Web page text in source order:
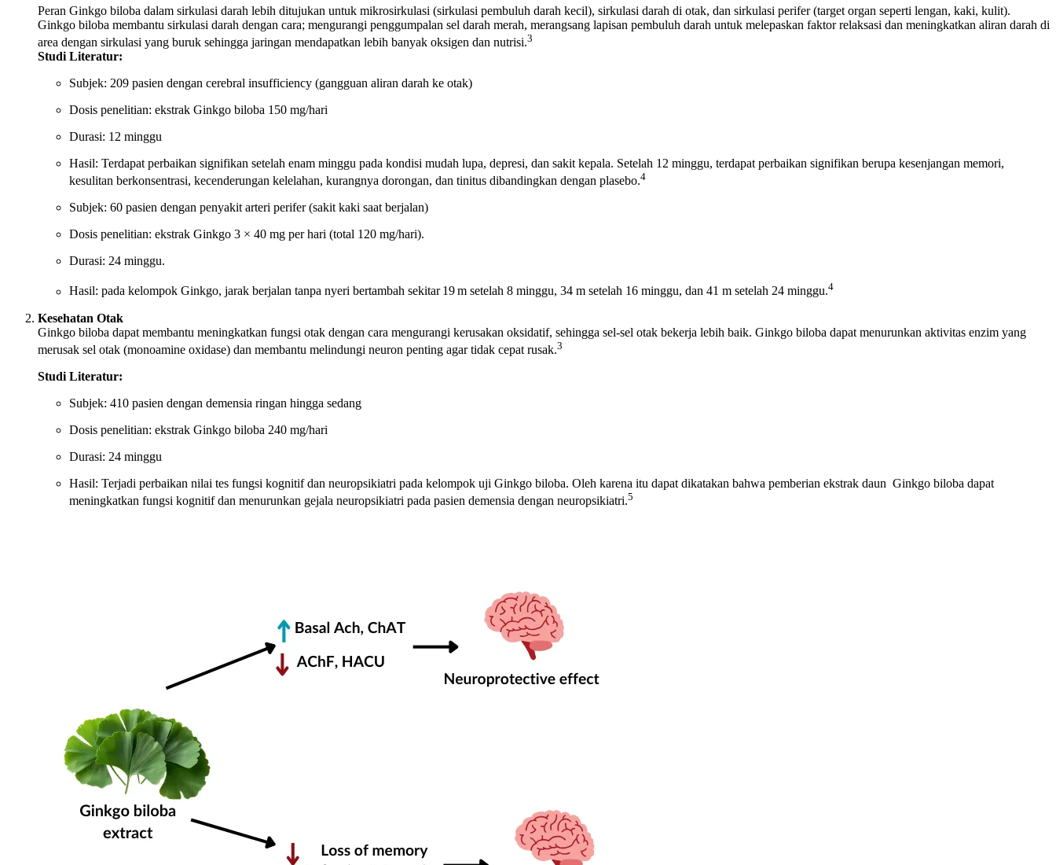
Peran Ginkgo biloba dalam sirkulasi darah lebih ditujukan untuk mikrosirkulasi (sirkulasi pembuluh darah kecil), sirkulasi darah di otak, dan sirkulasi perifer (target organ seperti lengan, kaki, kulit).
Ginkgo biloba membantu sirkulasi darah dengan cara; mengurangi penggumpalan sel darah merah, merangsang lapisan pembuluh darah untuk melepaskan faktor relaksasi dan meningkatkan aliran darah di
area dengan sirkulasi yang buruk sehingga jaringan mendapatkan lebih banyak oksigen dan nutrisi.3
Studi Literatur:
Subjek: 209 pasien dengan cerebral insufficiency (gangguan aliran darah ke otak)
Dosis penelitian: ekstrak Ginkgo biloba 150 mg/hari
Durasi: 12 minggu
Hasil: Terdapat perbaikan signifikan setelah enam minggu pada kondisi mudah lupa, depresi, dan sakit kepala. Setelah 12 minggu, terdapat perbaikan signifikan berupa kesenjangan memori,
kesulitan berkonsentrasi, kecenderungan kelelahan, kurangnya dorongan, dan tinitus dibandingkan dengan plasebo.4
Subjek: 60 pasien dengan penyakit arteri perifer (sakit kaki saat berjalan)
Dosis penelitian: ekstrak Ginkgo 3 × 40 mg per hari (total 120 mg/hari).
Durasi: 24 minggu.
Hasil: pada kelompok Ginkgo, jarak berjalan tanpa nyeri bertambah sekitar 19 m setelah 8 minggu, 34 m setelah 16 minggu, dan 41 m setelah 24 minggu.4
Kesehatan Otak
Ginkgo biloba dapat membantu meningkatkan fungsi otak dengan cara mengurangi kerusakan oksidatif, sehingga sel-sel otak bekerja lebih baik. Ginkgo biloba dapat menurunkan aktivitas enzim yang
merusak sel otak (monoamine oxidase) dan membantu melindungi neuron penting agar tidak cepat rusak.3
Studi Literatur:
Subjek: 410 pasien dengan demensia ringan hingga sedang
Dosis penelitian: ekstrak Ginkgo biloba 240 mg/hari
Durasi: 24 minggu
Hasil: Terjadi perbaikan nilai tes fungsi kognitif dan neuropsikiatri pada kelompok uji Ginkgo biloba. Oleh karena itu dapat dikatakan bahwa pemberian ekstrak daun Ginkgo biloba dapat
meningkatkan fungsi kognitif dan menurunkan gejala neuropsikiatri pada pasien demensia dengan neuropsikiatri.5